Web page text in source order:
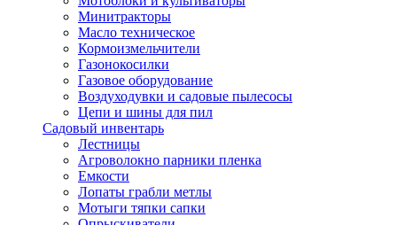
Минитракторы
Масло техническое
Кормоизмельчители
Газонокосилки
Газовое оборудование
Воздуходувки и садовые пылесосы
Цепи и шины для пил
Садовый инвентарь
Лестницы
Агроволокно парники пленка
Емкости
Лопаты грабли метлы
Мотыги тяпки сапки